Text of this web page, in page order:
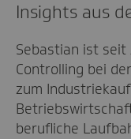
Insights aus
Sebastian ist
Controlling bei
zum
berufliche